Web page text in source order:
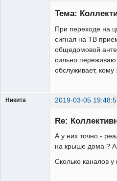
Тема:
При переходе на
сигнал на ТВ
общедомовой
сильно
обслуживает, кому
Никита 2019-03-05
Re:
А у них точно -
на крыше дома ? А
Сколько каналов у